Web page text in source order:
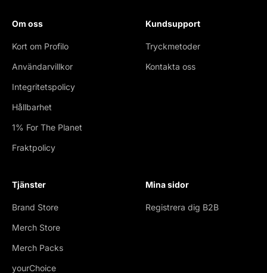
Om oss
Kort om Profilo
Användarvillkor
Integritetspolicy
Hållbarhet
1% For The Planet
Fraktpolicy
Kundsupport
Tryckmetoder
Kontakta oss
Tjänster
Brand Store
Merch Store
Merch Packs
yourChoice
Mina sidor
Registrera dig B2B